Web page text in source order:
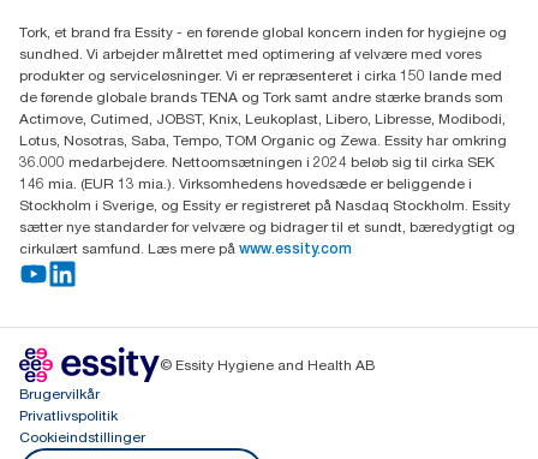
Professional Hygiene
Gydevang 33
DK-3450 Allerød
Tork, et brand fra Essity - en førende global koncern inden for hygiejne og
sundhed. Vi arbejder målrettet med optimering af velvære med vores
produkter og serviceløsninger. Vi er repræsenteret i cirka 150 lande med
de førende globale brands TENA og Tork samt andre stærke brands som
Actimove, Cutimed, JOBST, Knix, Leukoplast, Libero, Libresse, Modibodi,
Lotus, Nosotras, Saba, Tempo, TOM Organic og Zewa. Essity har omkring
36.000 medarbejdere. Nettoomsætningen i 2024 beløb sig til cirka SEK
146 mia. (EUR 13 mia.). Virksomhedens hovedsæde er beliggende i
Stockholm i Sverige, og Essity er registreret på Nasdaq Stockholm. Essity
sætter nye standarder for velvære og bidrager til et sundt, bæredygtigt og
cirkulært samfund. Læs mere på www.essity.com
© Essity Hygiene and Health AB
Brugervilkår
Privatlivspolitik
Cookieindstillinger